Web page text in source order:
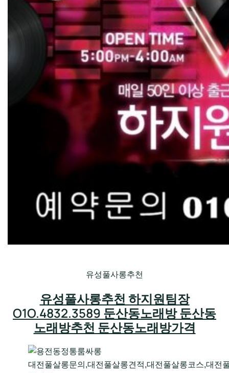
유성풀사롱추천
유성풀사롱추천 하지원팀장
O1O.4832.3589 둔산동노래방 둔산동
노래방추천 둔산동노래방가격
대전풀살롱문의,대전풀살롱견적,대전풀살롱코스,대전